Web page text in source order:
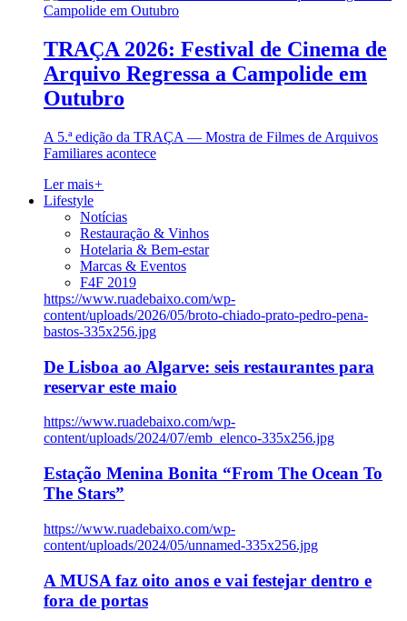
TRAÇA 2026: Festival de Cinema de
Arquivo Regressa a Campolide em
Outubro
A 5.ª edição da TRAÇA — Mostra de Filmes de Arquivos
Familiares acontece
Ler mais+
Lifestyle
Notícias
Restauração & Vinhos
Hotelaria & Bem-estar
Marcas & Eventos
F4F 2019
https://www.ruadebaixo.com/wp-
content/uploads/2026/05/broto-chiado-prato-pedro-pena-
bastos-335x256.jpg
De Lisboa ao Algarve: seis restaurantes para
reservar este maio
https://www.ruadebaixo.com/wp-
content/uploads/2024/07/emb_elenco-335x256.jpg
Estação Menina Bonita “From The Ocean To
The Stars”
https://www.ruadebaixo.com/wp-
content/uploads/2024/05/unnamed-335x256.jpg
A MUSA faz oito anos e vai festejar dentro e
fora de portas